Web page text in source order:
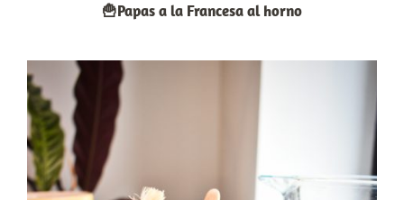
🍟Papas a la Francesa al horno